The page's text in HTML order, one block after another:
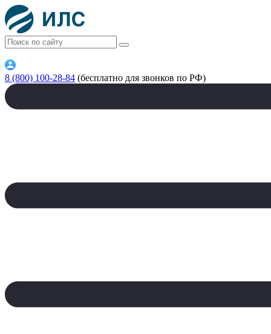
8 (800) 100-28-84 (бесплатно для звонков по РФ)